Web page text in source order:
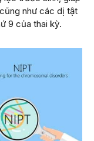
như các dị tật
9 của thai kỳ.